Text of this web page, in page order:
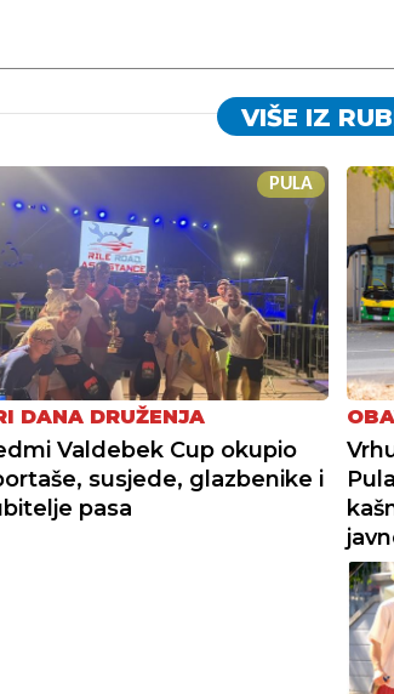
VIŠE IZ
PULA
DANA DRUŽENJA
Valdebek Cup okupio
susjede, glazbenike i
pasa